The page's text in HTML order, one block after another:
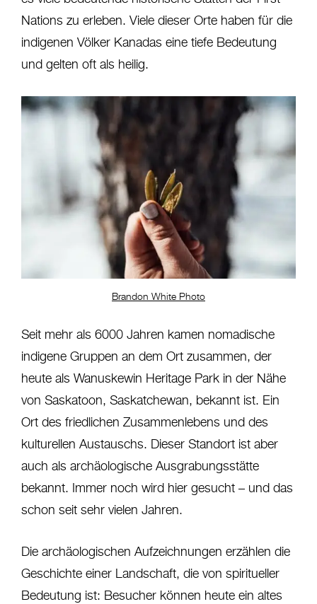
Nations zu erleben. Viele dieser Orte haben für die
indigenen Völker Kanadas eine tiefe Bedeutung
und gelten oft als heilig.
Brandon White Photo
Seit mehr als 6000 Jahren kamen nomadische
indigene Gruppen an dem Ort zusammen, der
heute als Wanuskewin Heritage Park in der Nähe
von Saskatoon, Saskatchewan, bekannt ist. Ein
Ort des friedlichen Zusammenlebens und des
kulturellen Austauschs. Dieser Standort ist aber
auch als archäologische Ausgrabungsstätte
bekannt. Immer noch wird hier gesucht – und das
schon seit sehr vielen Jahren.
Die archäologischen Aufzeichnungen erzählen die
Geschichte einer Landschaft, die von spiritueller
Bedeutung ist: Besucher können heute ein altes